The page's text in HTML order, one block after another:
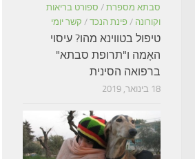
סבתא מספרת / ספורט בריאות
וקורונה / פינת הנכד / קשר יומי
טיפול בטווינא מהו? עיסוי
האָמה ו"תרופת סבתא"
ברפואה הסינית
18 בינואר, 2019